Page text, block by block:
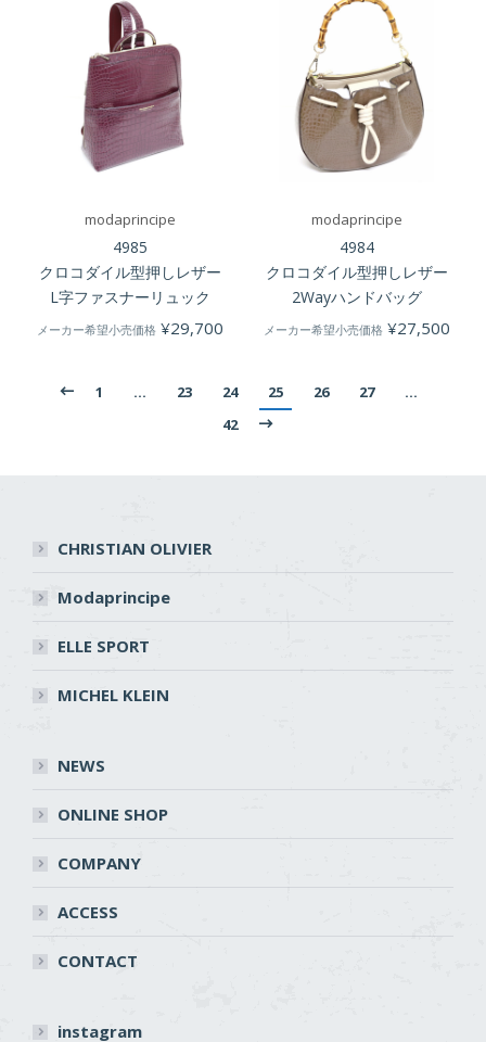
modaprincipe
4985
クロコダイル型押しレザー
L字ファスナーリュック
メーカー希望小売価格 ¥29,700
modaprincipe
4984
クロコダイル型押しレザー
2Wayハンドバッグ
メーカー希望小売価格 ¥27,500
1 … 23 24 25 26 27
…
42
CHRISTIAN OLIVIER
Modaprincipe
ELLE SPORT
MICHEL KLEIN
NEWS
ONLINE SHOP
COMPANY
ACCESS
CONTACT
instagram